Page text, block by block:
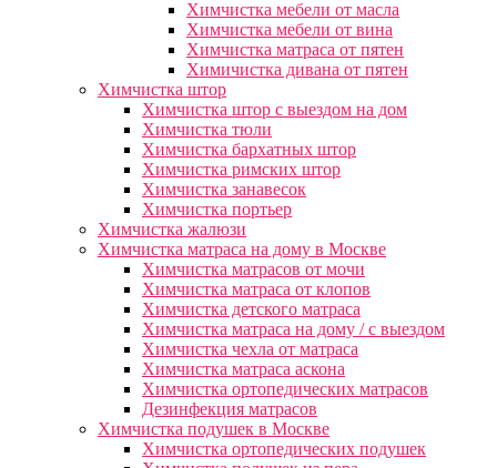
Химчистка мебели от масла
Химчистка мебели от вина
Химчистка матраса от пятен
Химичистка дивана от пятен
Химчистка штор
Химчистка штор с выездом на дом
Химчистка тюли
Химчистка бархатных штор
Химчистка римских штор
Химчистка занавесок
Химчистка портьер
Химчистка жалюзи
Химчистка матраса на дому в Москве
Химчистка матрасов от мочи
Химчистка матраса от клопов
Химчистка детского матраса
Химчистка матраса на дому / с выездом
Химчистка чехла от матраса
Химчистка матраса аскона
Химчистка ортопедических матрасов
Дезинфекция матрасов
Химчистка подушек в Москве
Химчистка ортопедических подушек